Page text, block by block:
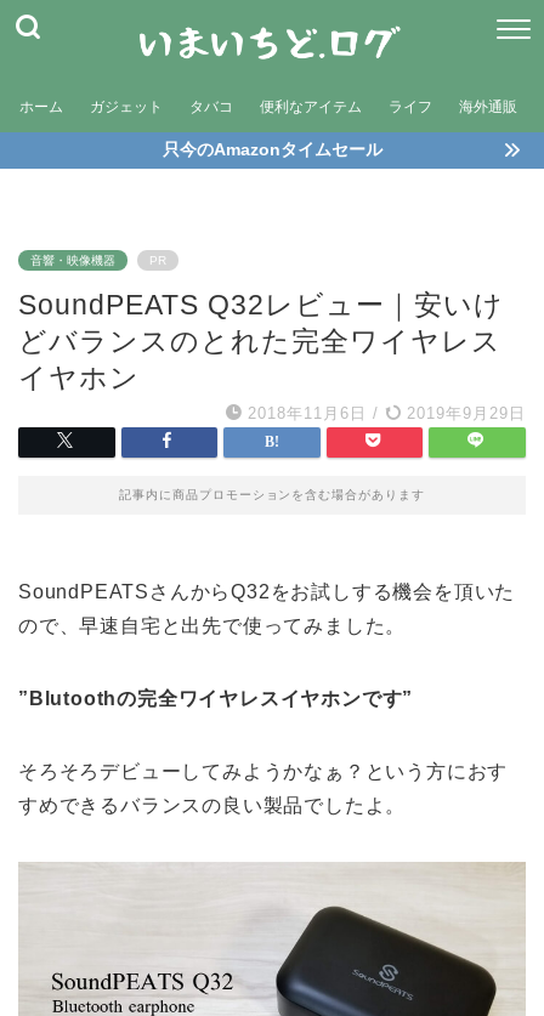
ホーム ガジェット タバコ 便利なアイテム ライフ 海外通販
只今のAmazonタイムセール
音響・映像機器 PR
SoundPEATS Q32レビュー｜安いけ
どバランスのとれた完全ワイヤレス
イヤホン
2018年11月6日 / 2019年9月29日
記事内に商品プロモーションを含む場合があります
SoundPEATSさんからQ32をお試しする機会を頂いた
ので、早速自宅と出先で使ってみました。
”Blutoothの完全ワイヤレスイヤホンです”
そろそろデビューしてみようかなぁ？という方におす
すめできるバランスの良い製品でしたよ。